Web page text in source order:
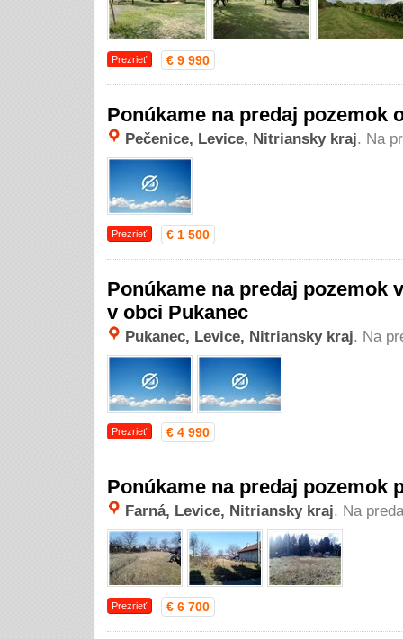
Prezrieť € 9 990
Ponúkame na predaj pozemok
Pečenice, Levice, Nitriansky kraj. Na
Prezrieť € 1 500
Ponúkame na predaj pozemok
v obci Pukanec
Pukanec, Levice, Nitriansky kraj. Na
Prezrieť € 4 990
Ponúkame na predaj pozemok
Farná, Levice, Nitriansky kraj. Na
Prezrieť € 6 700